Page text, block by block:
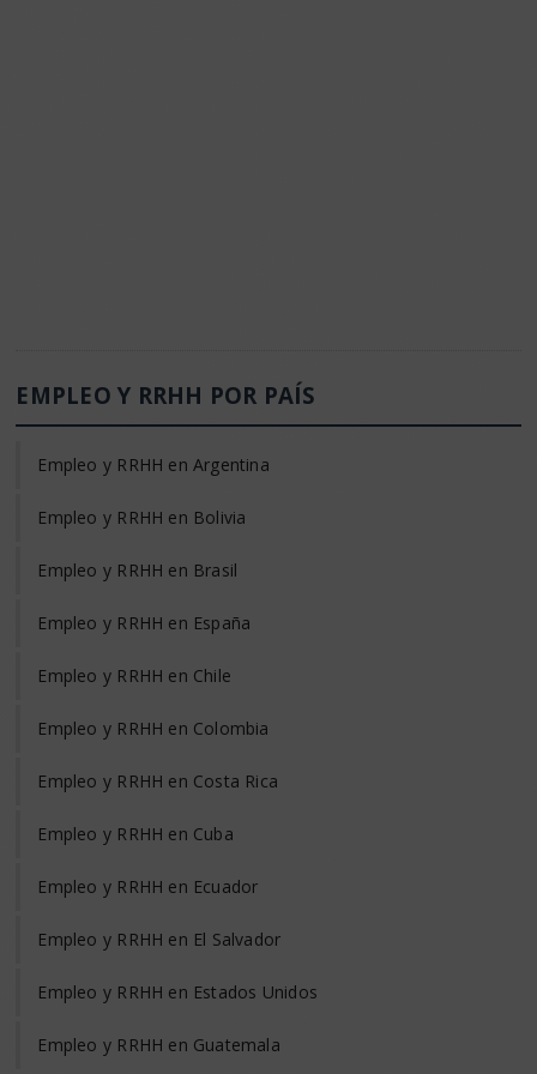
EMPLEO Y RRHH POR PAÍS
Empleo y RRHH en Argentina
Empleo y RRHH en Bolivia
Empleo y RRHH en Brasil
Empleo y RRHH en España
Empleo y RRHH en Chile
Empleo y RRHH en Colombia
Empleo y RRHH en Costa Rica
Empleo y RRHH en Cuba
Empleo y RRHH en Ecuador
Empleo y RRHH en El Salvador
Empleo y RRHH en Estados Unidos
Empleo y RRHH en Guatemala